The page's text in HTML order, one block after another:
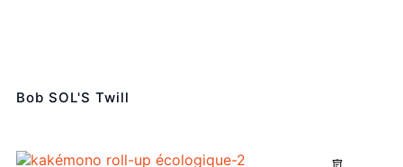
Bob SOL'S Twill